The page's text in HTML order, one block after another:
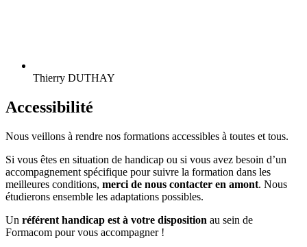
Thierry DUTHAY
Accessibilité
Nous veillons à rendre nos formations accessibles à toutes et tous.
Si vous êtes en situation de handicap ou si vous avez besoin d’un
accompagnement spécifique pour suivre la formation dans les
meilleures conditions, merci de nous contacter en amont. Nous
étudierons ensemble les adaptations possibles.
Un référent handicap est à votre disposition au sein de
Formacom pour vous accompagner !